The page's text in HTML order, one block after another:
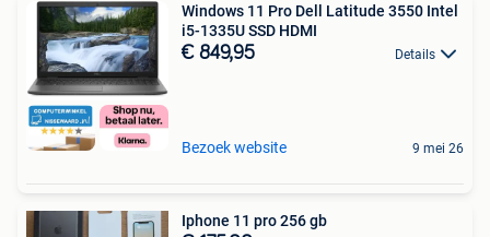
Windows 11 Pro Dell Latitude 3550 Intel
i5-1335U SSD HDMI
€ 849,95 Details
Bezoek website 9 mei 26
Iphone 11 pro 256 gb